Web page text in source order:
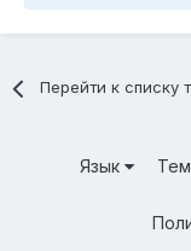
Перейти к списку
Язык